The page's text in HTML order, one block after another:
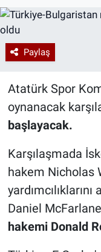
Paylaş
Atatürk Spor
oynanacak
başlayacak.
Karşılaşmada
hakem Nicholas
Daniel
hakemi Donald
Sağlık
Teknoloji
Ramazan